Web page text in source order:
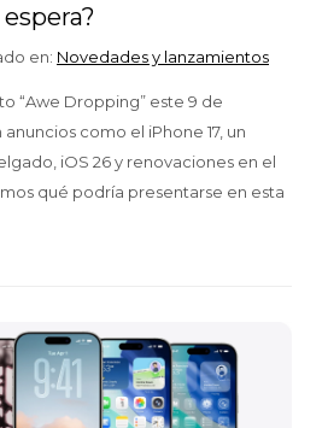
en: Novedades y lanzamientos
“Awe Dropping” este 9 de
como el iPhone 17, un
iOS 26 y renovaciones en el
qué podría presentarse en esta